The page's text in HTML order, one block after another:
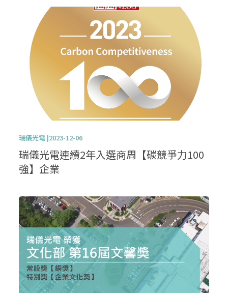
瑞儀光電 |2023-12-06
瑞儀光電連續2年入選商周【碳競爭力100
強】企業